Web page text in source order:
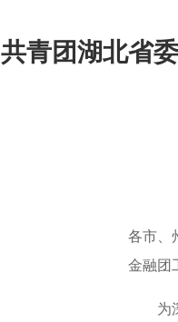
2026年“创青春”湖
工作动态
2026年“创青春”湖
共青团湖北省
各市、
金融团
为深